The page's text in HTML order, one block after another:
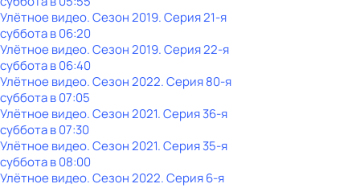
Улётное видео. Сезон 2019. Серия 21-я
субботав06:20
Улётное видео. Сезон 2019. Серия 22-я
субботав06:40
Улётное видео. Сезон 2022. Серия 80-я
субботав07:05
Улётное видео. Сезон 2021. Серия 36-я
субботав07:30
Улётное видео. Сезон 2021. Серия 35-я
субботав08:00
Улётное видео. Сезон 2022. Серия 6-я